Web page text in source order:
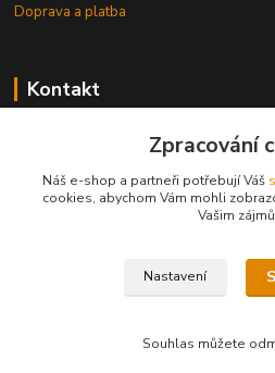
Doprava a platba
Kontakt
objednavky@queershop.cz
773 560 726 (všední dny 9-16 hod)
Zpracování
Náš e-shop a partneři potřebují Váš
cookies, abychom Vám mohli
Vašim
Nastavení
Souhlas můžete